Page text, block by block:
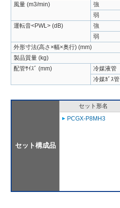
風量 (m3/min)
強
弱
運転音<PWL> (dB)
強
弱
外形寸法(高さ×幅×奥行) (mm)
製品質量 (kg)
配管ｻｲｽﾞ (mm)
冷媒液管
冷媒ｶﾞｽ管
セット構成品
セット形名
PCGX-P8MH3